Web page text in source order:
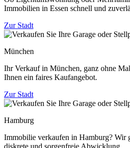
Immobilien in Essen schnell und
Zur Stadt
München
Ihr Verkauf in München, ganz ohne
Ihnen ein faires Kaufangebot.
Zur Stadt
Hamburg
Immobilie verkaufen in Hamburg? Wir
diskrete und sorgenfreie Abwicklung.